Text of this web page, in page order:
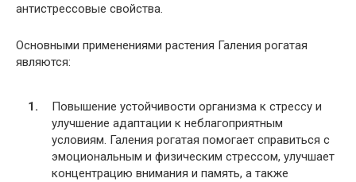
антистрессовые свойства.
Основными применениями растения Галения рогатая
являются:
Повышение устойчивости организма к стрессу и
улучшение адаптации к неблагоприятным
условиям. Галения рогатая помогает справиться с
эмоциональным и физическим стрессом, улучшает
концентрацию внимания и память, а также